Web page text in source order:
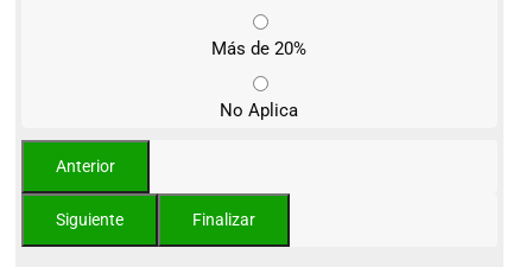
Más de 20%
No Aplica